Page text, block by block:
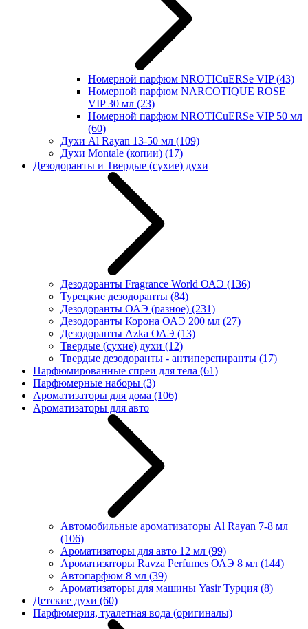
Номерной парфюм NROTICuERSe VIP(43)
Номерной парфюм NARCOTIQUE ROSE
VIP 30 мл (23)
Номерной парфюм NROTICuERSe VIP 50 мл
(60)
Духи Al Rayan 13-50 мл (109)
Духи Montale (копии) (17)
Дезодоранты и Твердые (сухие) духи
Дезодоранты Fragrance World ОАЭ (136)
Турецкие дезодоранты (84)
Дезодоранты ОАЭ (разное) (231)
Дезодоранты Корона ОАЭ 200 мл (27)
Дезодоранты Azka ОАЭ (13)
Твердые (сухие) духи (12)
Твердые дезодоранты - антиперспиранты (17)
Парфюмированные спреи для тела (61)
Парфюмерные наборы (3)
Ароматизаторы для дома (106)
Ароматизаторы для авто
Автомобильные ароматизаторы Al Rayan 7-8 мл
(106)
Ароматизаторы для авто 12 мл (99)
Ароматизаторы Ravza Perfumes ОАЭ 8 мл (144)
Автопарфюм 8 мл (39)
Ароматизаторы для машины Yasir Турция (8)
Детские духи (60)
Парфюмерия, туалетная вода (оригиналы)